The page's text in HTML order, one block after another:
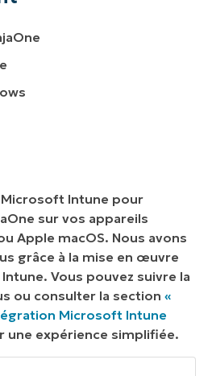
Intune pour
sur vos appareils
Apple macOS. Nous avons
grâce à la mise en œuvre
Vous pouvez suivre la
ou consulter la section «
Microsoft Intune
une expérience simplifiée.